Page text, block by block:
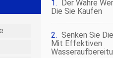
Der Wahre
Die Sie Kaufen
Senken Sie
Mit Effektiven